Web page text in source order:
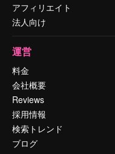
アフィリエイト
法人向け
運営
料金
会社概要
Reviews
採用情報
検索トレンド
ブログ